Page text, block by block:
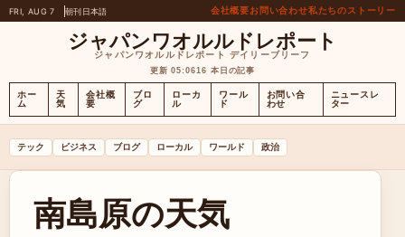
FRI, AUG 7 朝刊日本語 会社概要お問い合わせ私たちのストーリー
ジャパンワオルルドレポート
ジャパンワオルルドレポート デイリーブリーフ
更新 05:0616 本日の記事
ホー
ム
天
気
会社概
要
ブロ
グ
ローカ
ル
ワール
ド
お問い合
わせ
ニュースレ
ター
テック ビジネス ブログ ローカル ワールド 政治
南島原の天気